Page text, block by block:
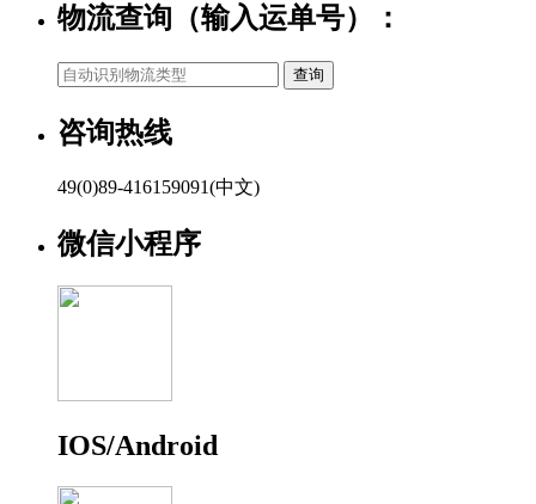
物流查询（输入运单号）：
咨询热线
49(0)89-416159091(中文)
微信小程序
IOS/Android